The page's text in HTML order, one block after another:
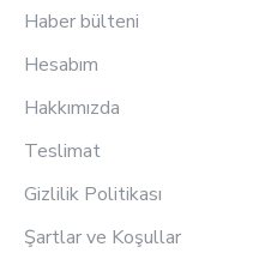
Haber bülteni
Hesabım
Hakkımızda
Teslimat
Gizlilik Politikası
Şartlar ve Koşullar